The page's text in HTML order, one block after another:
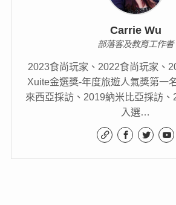
Carrie Wu
部落客及教育工作者
2023食尚玩家、2022食尚玩家、
Xuite金選獎-年度旅遊人氣獎第一
來西亞採訪、2019納米比亞採訪
入選…